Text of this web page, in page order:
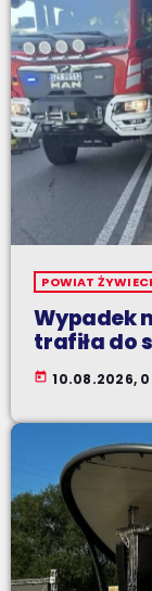
POWIAT
Wypadek
trafiła do
today 10.08.2026,